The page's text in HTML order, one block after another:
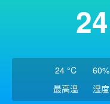
24
24 °C
最高温
60%
湿度